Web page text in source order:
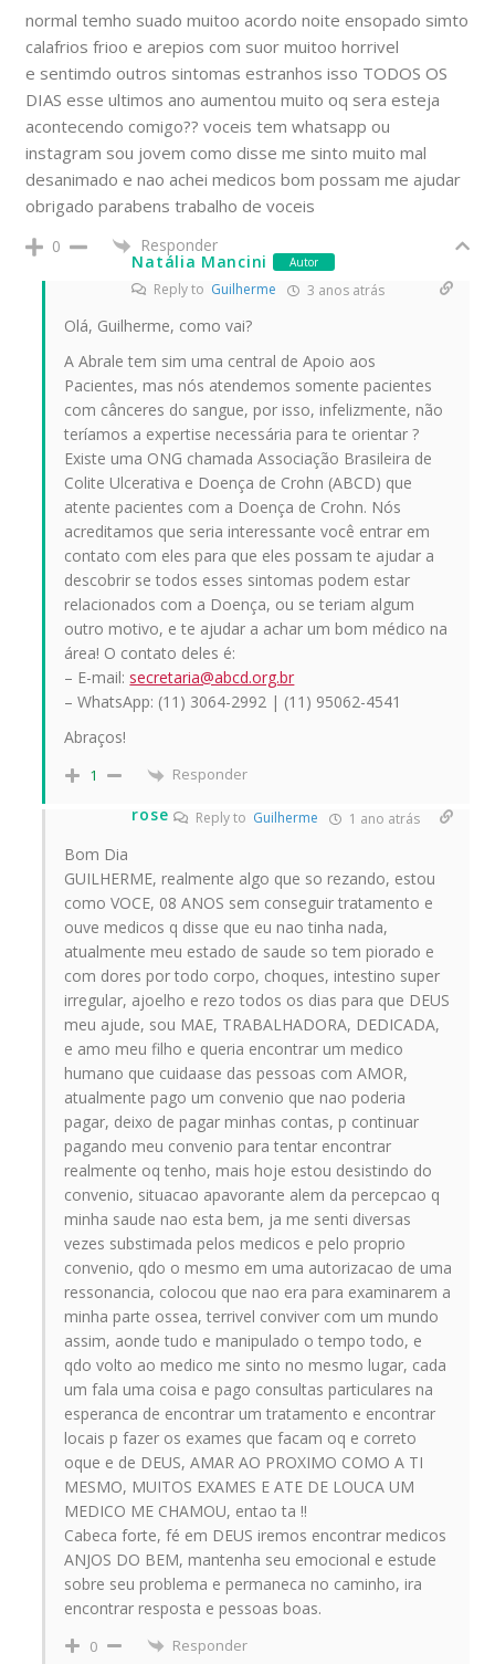
normal temho suado muitoo acordo noite ensopado simto
calafrios frioo e arepios com suor muitoo horrivel
e sentimdo outros sintomas estranhos isso TODOS OS
DIAS esse ultimos ano aumentou muito oq sera esteja
acontecendo comigo?? voceis tem whatsapp ou
instagram sou jovem como disse me sinto muito mal
desanimado e nao achei medicos bom possam me ajudar
obrigado parabens trabalho de voceis
0
Responder
Natália Mancini
Autor
Reply to Guilherme 3 anos atrás
Olá, Guilherme, como vai?
A Abrale tem sim uma central de Apoio aos
Pacientes, mas nós atendemos somente pacientes
com cânceres do sangue, por isso, infelizmente, não
teríamos a expertise necessária para te orientar ?
Existe uma ONG chamada Associação Brasileira de
Colite Ulcerativa e Doença de Crohn (ABCD) que
atente pacientes com a Doença de Crohn. Nós
acreditamos que seria interessante você entrar em
contato com eles para que eles possam te ajudar a
descobrir se todos esses sintomas podem estar
relacionados com a Doença, ou se teriam algum
outro motivo, e te ajudar a achar um bom médico na
área! O contato deles é:
– E-mail: secretaria@abcd.org.br
– WhatsApp: (11) 3064-2992 | (11) 95062-4541
Abraços!
1 Responder
rose Reply to Guilherme 1 ano atrás
Bom Dia
GUILHERME, realmente algo que so rezando, estou
como VOCE, 08 ANOS sem conseguir tratamento e
ouve medicos q disse que eu nao tinha nada,
atualmente meu estado de saude so tem piorado e
com dores por todo corpo, choques, intestino super
irregular, ajoelho e rezo todos os dias para que DEUS
meu ajude, sou MAE, TRABALHADORA, DEDICADA,
e amo meu filho e queria encontrar um medico
humano que cuidaase das pessoas com AMOR,
atualmente pago um convenio que nao poderia
pagar, deixo de pagar minhas contas, p continuar
pagando meu convenio para tentar encontrar
realmente oq tenho, mais hoje estou desistindo do
convenio, situacao apavorante alem da percepcao q
minha saude nao esta bem, ja me senti diversas
vezes substimada pelos medicos e pelo proprio
convenio, qdo o mesmo em uma autorizacao de uma
ressonancia, colocou que nao era para examinarem a
minha parte ossea, terrivel conviver com um mundo
assim, aonde tudo e manipulado o tempo todo, e
qdo volto ao medico me sinto no mesmo lugar, cada
um fala uma coisa e pago consultas particulares na
esperanca de encontrar um tratamento e encontrar
locais p fazer os exames que facam oq e correto
oque e de DEUS, AMAR AO PROXIMO COMO A TI
MESMO, MUITOS EXAMES E ATE DE LOUCA UM
MEDICO ME CHAMOU, entao ta !!
Cabeca forte, fé em DEUS iremos encontrar medicos
ANJOS DO BEM, mantenha seu emocional e estude
sobre seu problema e permaneca no caminho, ira
encontrar resposta e pessoas boas.
0 Responder